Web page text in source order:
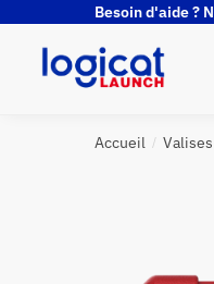
Besoin d'aide ?
Accueil /